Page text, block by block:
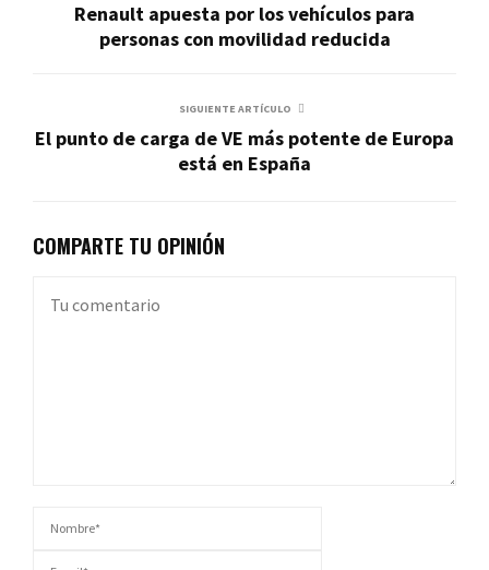
Renault apuesta por los vehículos para
personas con movilidad reducida
SIGUIENTE ARTÍCULO
El punto de carga de VE más potente de Europa
está en España
COMPARTE TU OPINIÓN